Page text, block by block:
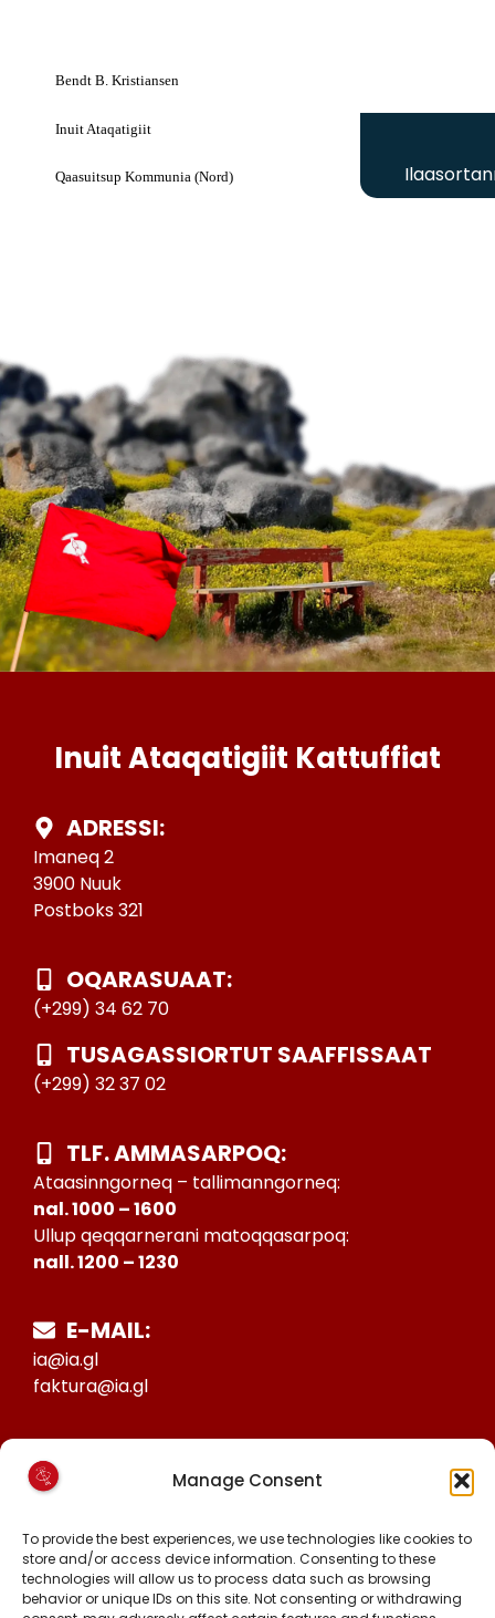
Manage Consent
To provide the best experiences, we use technologies like cookies to
store and/or access device information. Consenting to these
technologies will allow us to process data such as browsing
behavior or unique IDs on this site. Not consenting or withdrawing
Bendt B. Kristiansen
Inuit Ataqatigiit
Qaasuitsup Kommunia (Nord)
Inuit Ataqatigiit Kattuffiat
ADRESSI:
Imaneq 2
3900 Nuuk
Postboks 321
OQARASUAAT:
(+299) 34 62 70
TUSAGASSIORTUT SAAFFISSAAT
(+299) 32 37 02
TLF. AMMASARPOQ:
Ataasinngorneq – tallimanngorneq:
nal. 1000 – 1600
Ullup qeqqarnerani matoqqasarpoq:
nall. 1200 – 1230
E-MAIL:
ia@ia.gl
faktura@ia.gl
25027388
KONTO NR:
6471-1511626